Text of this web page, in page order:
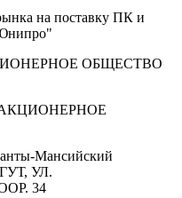
на поставку ПК и
ОБЩЕСТВО
Мансийский
УЛ.
34